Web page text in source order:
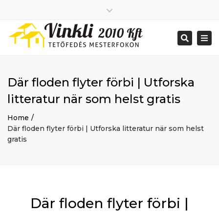
2026 január
2025 december
2025 augusztus
2025 július
2025 június
2014 december
Big buildings
Home
Renovations
+ 386 40 111 5555
info@yourdomain.com
top
bar
Search
Där floden flyter förbi | Utforska
litteratur när som helst gratis
Home
Där floden flyter förbi | Utforska litteratur när som helst
gratis
Där floden flyter förbi |